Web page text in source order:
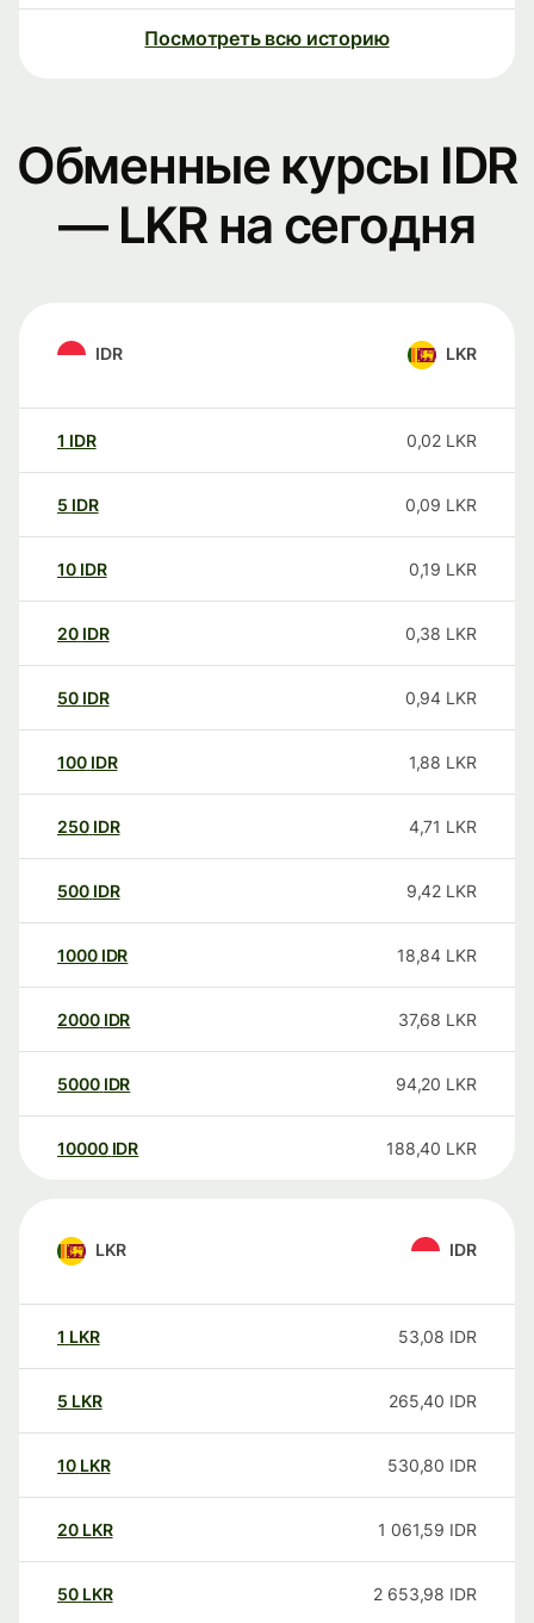
Посмотреть всю историю
Обменные курсы IDR
— LKR на сегодня
IDR LKR
1 IDR 0,02 LKR
5 IDR 0,09 LKR
10 IDR 0,19 LKR
20 IDR 0,38 LKR
50 IDR 0,94 LKR
100 IDR 1,88 LKR
250 IDR 4,71 LKR
500 IDR 9,42 LKR
1000 IDR 18,84 LKR
2000 IDR 37,68 LKR
5000 IDR 94,20 LKR
10000 IDR 188,40 LKR
LKR IDR
1 LKR 53,08 IDR
5 LKR 265,40 IDR
10 LKR 530,80 IDR
20 LKR 1 061,59 IDR
50 LKR 2 653,98 IDR